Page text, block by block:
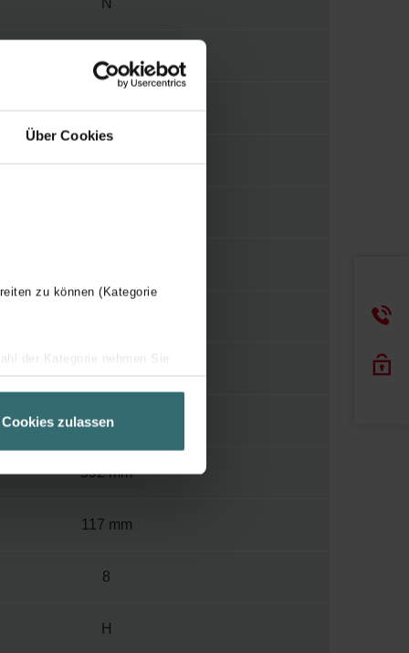
Über Cookies
zu können (Kategorie
der Kategorie nehmen Sie
über einen Link in der
Cookies zulassen
N
V015
1/4"
1504 mm
592 mm
117 mm
8
H